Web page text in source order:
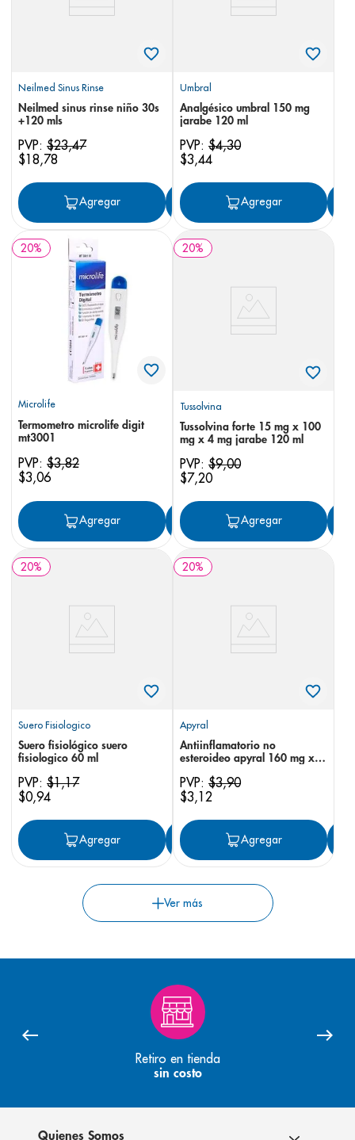
Neilmed Sinus Rinse
Neilmed sinus rinse niño 30s
+120 mls
PVP: $23,47
$18,78
Agregar Agregar
Umbral
Analgésico umbral 150 mg
jarabe 120 ml
PVP: $4,30
$3,44
Agregar
20%
Microlife
Termometro microlife digit
mt3001
PVP: $3,82
$3,06
Agregar Agregar
20%
Tussolvina
Tussolvina forte 15 mg x 100
mg x 4 mg jarabe 120 ml
PVP: $9,00
$7,20
Agregar
20%
Suero Fisiologico
Suero fisiológico suero
fisiologico 60 ml
PVP: $1,17
$0,94
Agregar Agregar
20%
Apyral
Antiinflamatorio no
esteroideo apyral 160 mg x
PVP: $3,90
$3,12
Agregar
Retiro en tienda
sin costo
Quienes Somos